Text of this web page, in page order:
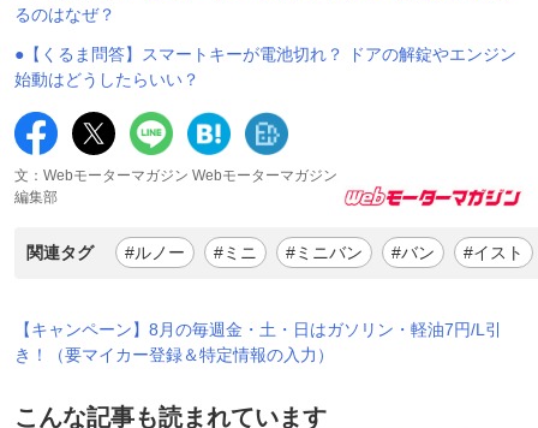
るのはなぜ？
●【くるま問答】スマートキーが電池切れ？ ドアの解錠やエンジン
始動はどうしたらいい？
文：Webモーターマガジン Webモーターマガジン
編集部
関連タグ #ルノー #ミニ #ミニバン #バン #イスト
【キャンペーン】8月の毎週金・土・日はガソリン・軽油7円/L引
き！（要マイカー登録＆特定情報の入力）
こんな記事も読まれています